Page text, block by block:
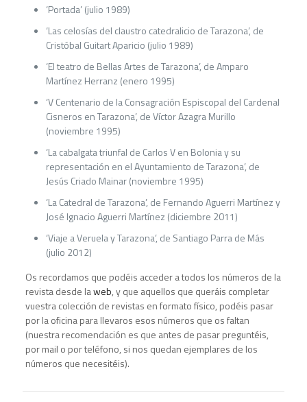
‘Portada’ (julio 1989)
‘Las celosías del claustro catedralicio de Tarazona’, de
Cristóbal Guitart Aparicio (julio 1989)
‘El teatro de Bellas Artes de Tarazona’, de Amparo
Martínez Herranz (enero 1995)
‘V Centenario de la Consagración Espiscopal del Cardenal
Cisneros en Tarazona’, de Víctor Azagra Murillo
(noviembre 1995)
‘La cabalgata triunfal de Carlos V en Bolonia y su
representación en el Ayuntamiento de Tarazona’, de
Jesús Criado Mainar (noviembre 1995)
‘La Catedral de Tarazona’, de Fernando Aguerri Martínez y
José Ignacio Aguerri Martínez (diciembre 2011)
‘Viaje a Veruela y Tarazona’, de Santiago Parra de Más
(julio 2012)
Os recordamos que podéis acceder a todos los números de la
revista desde laweb, y que aquellos que queráis completar
vuestra colección de revistas en formato físico, podéis pasar
por la oficina para llevaros esos números que os faltan
(nuestra recomendación es que antes de pasar preguntéis,
por mail o por teléfono, si nos quedan ejemplares de los
números que necesitéis).